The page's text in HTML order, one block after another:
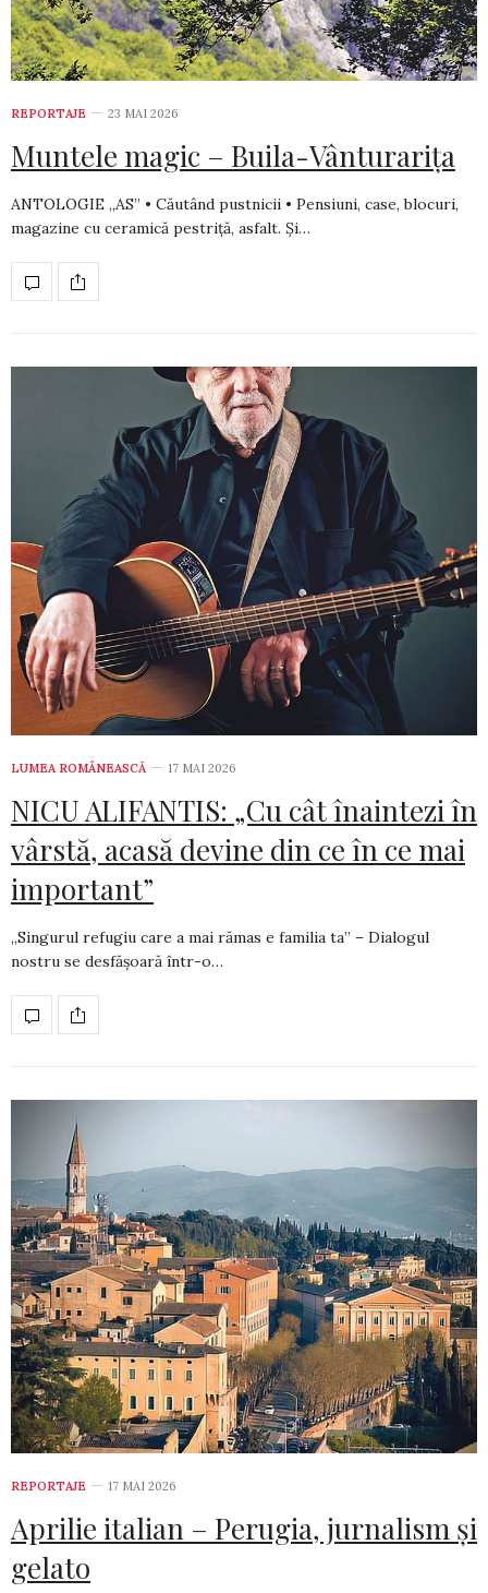
REPORTAJE 23 MAI 2026
Muntele magic – Buila-Vânturarița
ANTOLOGIE „AS” • Căutând pustnicii • Pensiuni, case, blocuri,
magazine cu ceramică pestriţă, asfalt. Şi…
LUMEA ROMÂNEASCĂ 17 MAI 2026
NICU ALIFANTIS: „Cu cât înaintezi în
vârstă, acasă devine din ce în ce mai
important”
„Singurul refugiu care a mai rămas e familia ta” – Dialogul
nostru se desfășoară într-o…
REPORTAJE 17 MAI 2026
Aprilie italian – Perugia, jurnalism și
gelato